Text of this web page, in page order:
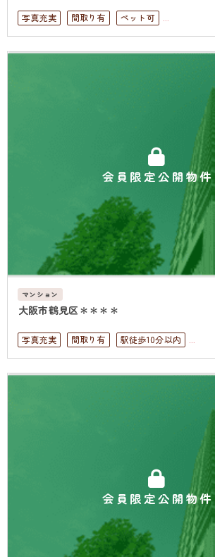
写真充実 間取り有
ペット可
上下水道完備
会員限定公開物件
マンション
大阪市鶴見区＊＊＊＊
写真充実 間取り有
駅徒歩10分以内
ペット可
オートロック 上下水道完備
会員限定公開物件